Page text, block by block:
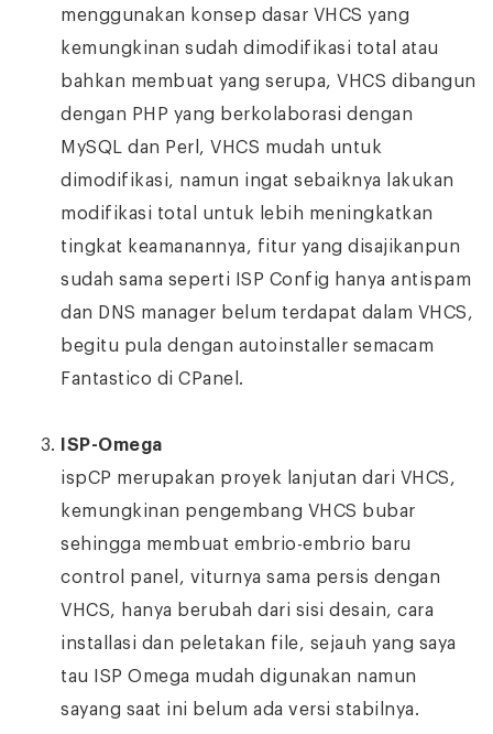
menggunakan konsep dasar VHCS yang
kemungkinan sudah dimodifikasi total atau
bahkan membuat yang serupa, VHCS dibangun
dengan PHP yang berkolaborasi dengan
MySQL dan Perl, VHCS mudah untuk
dimodifikasi, namun ingat sebaiknya lakukan
modifikasi total untuk lebih meningkatkan
tingkat keamanannya, fitur yang disajikanpun
sudah sama seperti ISP Config hanya antispam
dan DNS manager belum terdapat dalam VHCS,
begitu pula dengan autoinstaller semacam
Fantastico di CPanel.
ISP-Omega
ispCP merupakan proyek lanjutan dari VHCS,
kemungkinan pengembang VHCS bubar
sehingga membuat embrio-embrio baru
control panel, viturnya sama persis dengan
VHCS, hanya berubah dari sisi desain, cara
installasi dan peletakan file, sejauh yang saya
tau ISP Omega mudah digunakan namun
sayang saat ini belum ada versi stabilnya.